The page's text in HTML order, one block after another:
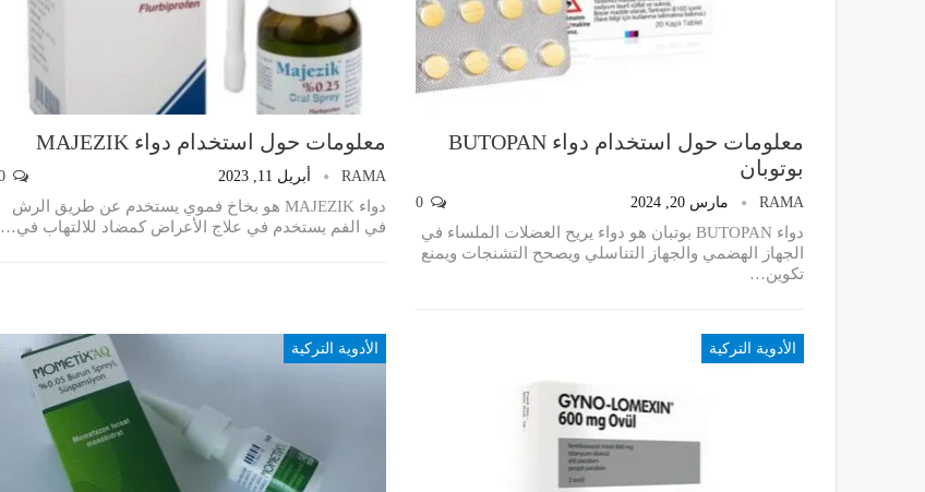
معلومات حول استخدام دواء BUTOPAN
بوتوبان
RAMA مارس 20, 2024
دواء BUTOPAN بوتبان هو دواء يريح العضلات الملساء في
الجهاز الهضمي والجهاز التناسلي ويصحح التشنجات ويمنع
تكوين…
معلومات حول استخدام دواء MAJEZIK
RAMA أبريل 11, 2023
دواء MAJEZIK هو بخاخ فموي يستخدم عن طريق الرش
في الفم يستخدم في علاج الأعراض كمضاد للالتهاب في…
الأدوية التركية الأدوية التركية